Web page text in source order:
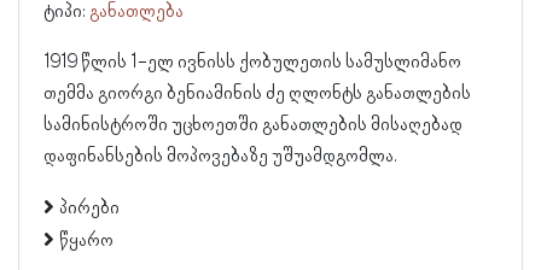
ტიპი: განათლება
1919 წლის 1-ელ ივნისს ქობულეთის სამუსლიმანო
თემმა გიორგი ბენიამინის ძე ღლონტს განათლების
სამინისტროში უცხოეთში განათლების მისაღებად
დაფინანსების მოპოვებაზე უშუამდგომლა.
პირები
წყარო